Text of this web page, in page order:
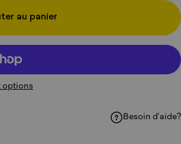
au panier
options
Besoin d’aide?